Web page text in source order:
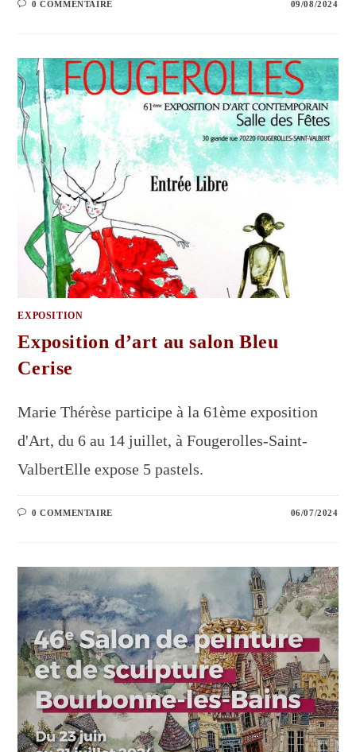
0 COMMENTAIRE 09/08/2024
EXPOSITION
Exposition d’art au salon Bleu
Cerise
Marie Thérèse participe à la 61ème exposition
d'Art, du 6 au 14 juillet, à Fougerolles-Saint-
ValbertElle expose 5 pastels.
0 COMMENTAIRE 06/07/2024